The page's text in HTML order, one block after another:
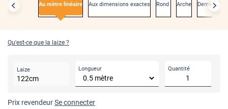
Au mètre linéaire Aux dimensions exactes Rond Arche Demi-rond
Qu'est-ce que la laize ?
Laize
122cm
Longueur Quantité
Prix revendeurSe connecter